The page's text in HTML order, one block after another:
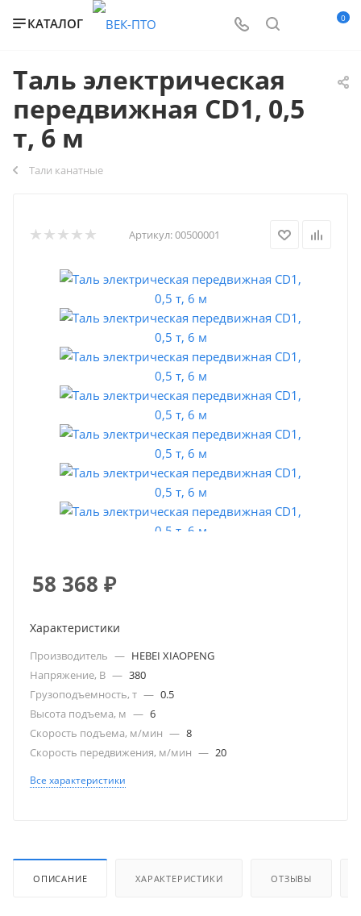
КАТАЛОГ 0
Таль электрическая
передвижная CD1, 0,5
т, 6 м
Тали канатные
Артикул:00500001
58 368 ₽
Характеристики
Производитель — HEBEI XIAOPENG
Напряжение, В — 380
Грузоподъемность, т — 0.5
Высота подъема, м — 6
Скорость подъема, м/мин — 8
Скорость передвижения, м/мин — 20
Все характеристики
ОПИСАНИЕ ХАРАКТЕРИСТИКИ ОТЗЫВЫ